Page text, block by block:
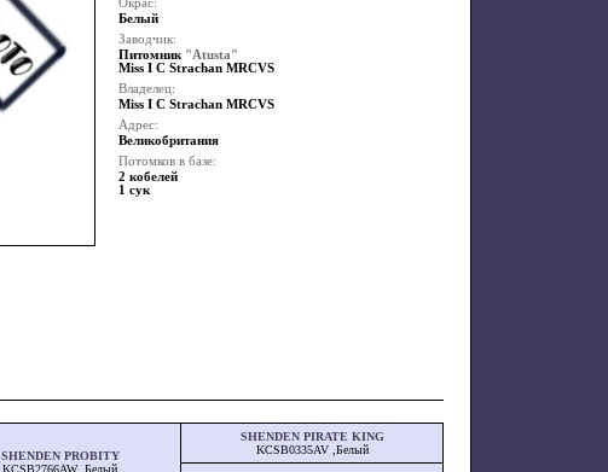
Окрас:
Белый
Заводчик:
Питомник "Atusta"
Miss I C Strachan MRCVS
Владелец:
Miss I C Strachan MRCVS
Адрес:
Великобритания
Потомков в базе:
2 кобелей
1 сук
SHENDEN PROBITY
KCSB2766AW ,Белый
SHENDEN PIRATE KING
KCSB0335AV ,Белый